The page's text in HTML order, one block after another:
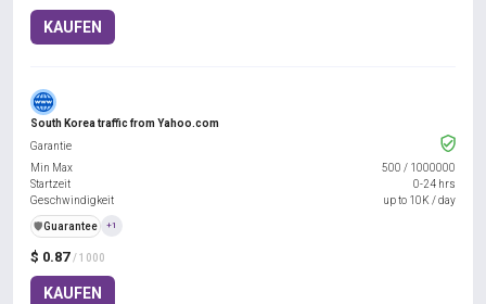
KAUFEN
South Korea traffic from Yahoo.com
$ 0.87 / 1000
KAUFEN
Garantie
Min Max
500 / 1000000
Startzeit
0-24 hrs
Geschwindigkeit
up to 10K / day
️🛡️Guarantee +1